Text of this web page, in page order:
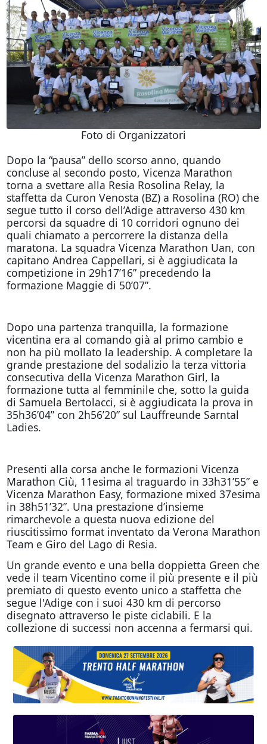
Foto di Organizzatori
Dopo la “pausa” dello scorso anno, quando
concluse al secondo posto, Vicenza Marathon
torna a svettare alla Resia Rosolina Relay, la
staffetta da Curon Venosta (BZ) a Rosolina (RO) che
segue tutto il corso dell’Adige attraverso 430 km
percorsi da squadre di 10 corridori ognuno dei
quali chiamato a percorrere la distanza della
maratona. La squadra Vicenza Marathon Uan, con
capitano Andrea Cappellari, si è aggiudicata la
competizione in 29h17’16” precedendo la
formazione Maggie di 50’07”.
Dopo una partenza tranquilla, la formazione
vicentina era al comando già al primo cambio e
non ha più mollato la leadership. A completare la
grande prestazione del sodalizio la terza vittoria
consecutiva della Vicenza Marathon Girl, la
formazione tutta al femminile che, sotto la guida
di Samuela Bertolacci, si è aggiudicata la prova in
35h36’04” con 2h56’20” sul Lauffreunde Sarntal
Ladies.
Presenti alla corsa anche le formazioni Vicenza
Marathon Ciù, 11esima al traguardo in 33h31’55” e
Vicenza Marathon Easy, formazione mixed 37esima
in 38h51’32”. Una prestazione d’insieme
rimarchevole a questa nuova edizione del
riuscitissimo format inventato da Verona Marathon
Team e Giro del Lago di Resia.
Un grande evento e una bella doppietta Green che
vede il team Vicentino come il più presente e il più
premiato di questo evento unico a staffetta che
segue l'Adige con i suoi 430 km di percorso
disegnato attraverso le piste ciclabili. E la
collezione di successi non accenna a fermarsi qui.